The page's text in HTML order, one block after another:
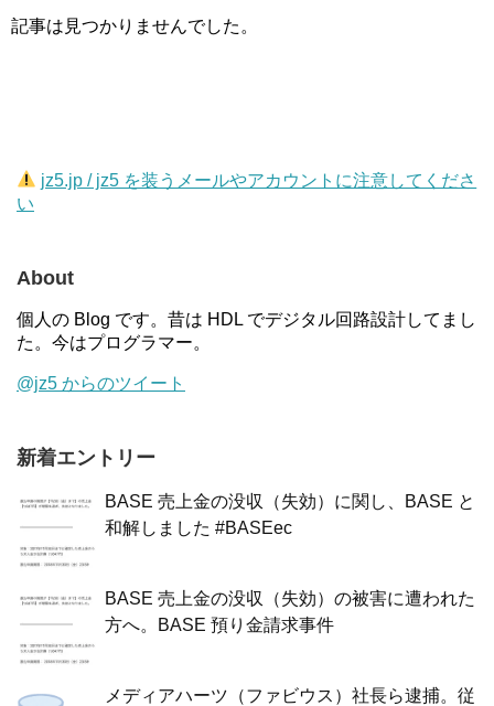
記事は見つかりませんでした。
jz5.jp / jz5 を装うメールやアカウントに注意してくださ
い
About
個人の Blog です。昔は HDL でデジタル回路設計してまし
た。今はプログラマー。
@jz5 からのツイート
新着エントリー
BASE 売上金の没収（失効）に関し、BASE と
和解しました #BASEec
BASE 売上金の没収（失効）の被害に遭われた
方へ。BASE 預り金請求事件
メディアハーツ（ファビウス）社長ら逮捕。従